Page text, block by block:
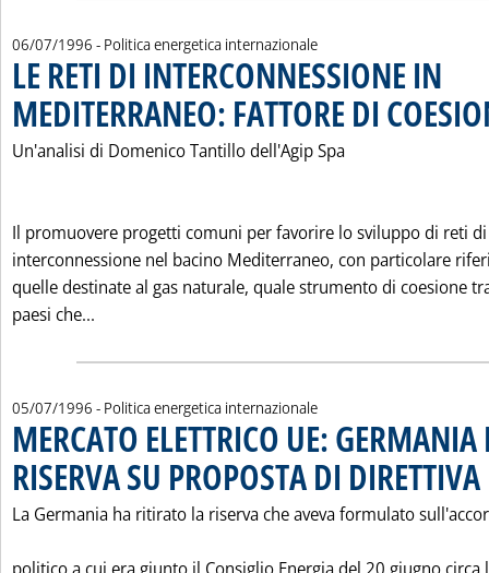
06/07/1996 - Politica energetica internazionale
LE RETI DI INTERCONNESSIONE IN
MEDITERRANEO: FATTORE DI
Un'analisi di Domenico Tantillo dell'Agip Spa
Il promuovere progetti comuni per favorire lo sviluppo di reti di
interconnessione nel bacino Mediterraneo, con particolare
quelle destinate al gas naturale, quale strumento di coesione
paesi che...
05/07/1996 - Politica energetica internazionale
MERCATO ELETTRICO UE: GERMANIA
RISERVA SU PROPOSTA DI DIRETTIVA
La Germania ha ritirato la riserva che aveva formulato